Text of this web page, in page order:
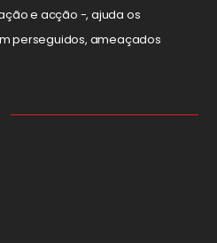
e acção -, ajuda os
perseguidos, ameaçados